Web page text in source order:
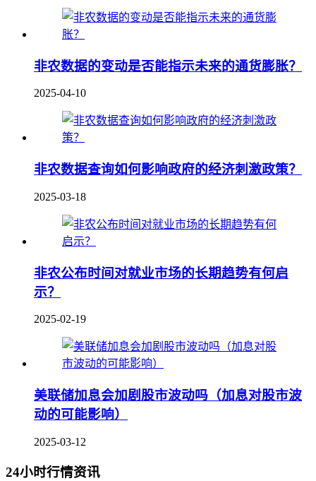
非农数据的变动是否能指示未来的通货膨胀？
2025-04-10
非农数据查询如何影响政府的经济刺激政策？
2025-03-18
非农公布时间对就业市场的长期趋势有何启
示？
2025-02-19
美联储加息会加剧股市波动吗（加息对股市波
动的可能影响）
2025-03-12
24小时行情资讯